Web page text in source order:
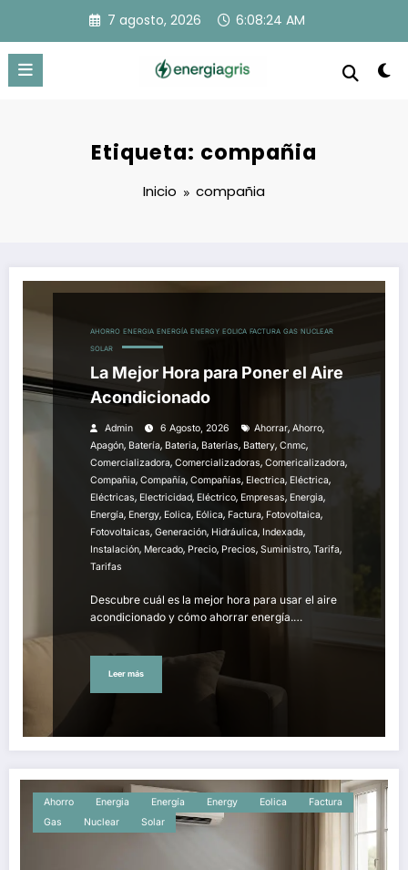
contenido
7 agosto, 2026 6:08:25 AM
Etiqueta: compañia
Inicio compañia
AHORRO ENERGIA ENERGÍA ENERGY EOLICA FACTURA GAS NUCLEAR
SOLAR
La Mejor Hora para Poner el Aire
Acondicionado
Admin 6 Agosto, 2026 Ahorrar, Ahorro,
Apagón, Batería, Bateria, Baterías, Battery, Cnmc,
Comercializadora, Comercializadoras, Comericalizadora,
Compañia, Compañía, Compañías, Electrica, Eléctrica,
Eléctricas, Electricidad, Eléctrico, Empresas, Energia,
Energía, Energy, Eolica, Eólica, Factura, Fotovoltaica,
Fotovoltaicas, Generación, Hidráulica, Indexada,
Instalación, Mercado, Precio, Precios, Suministro, Tarifa,
Tarifas
Descubre cuál es la mejor hora para usar el aire
acondicionado y cómo ahorrar energía.…
Leer más
Ahorro Energia Energía Energy Eolica
Factura
Gas
Nuclear Solar